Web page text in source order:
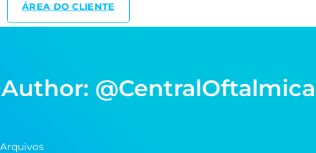
ÁREA DO CLIENTE
Author: @CentralOftalmica
Arquivos